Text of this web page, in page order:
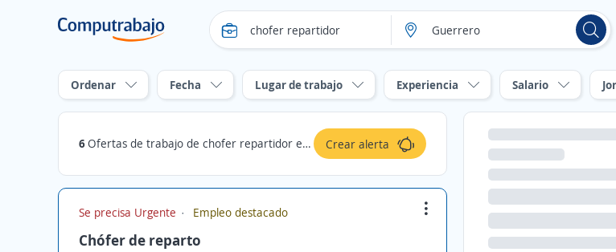
Ordenar Fecha Lugar de trabajo Experiencia Salario
6Ofertas de trabajo de chofer repartidor en Guerrero Crear alerta
Se precisa Urgente Empleo destacado
Chófer de reparto